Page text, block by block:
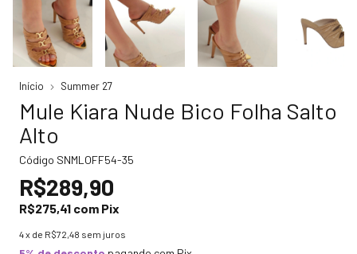
Início Summer 27
Mule Kiara Nude Bico Folha Salto
Alto
Código SNMLOFF54-35
R$289,90
R$275,41 com Pix
4x de R$72,48 sem juros